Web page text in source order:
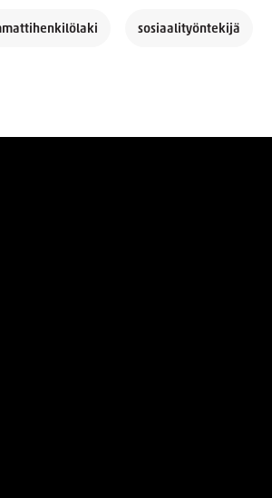
sosiaalityöntekijä